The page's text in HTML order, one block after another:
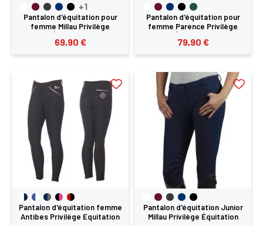
+1
Pantalon d'équitation pour
femme Millau Privilège
69,90 €
Pantalon d'équitation pour
femme Parence Privilège
79,90 €
Pantalon d'équitation femme
Antibes Privilège Equitation
Pantalon d'équitation Junior
Millau Privilège Équitation